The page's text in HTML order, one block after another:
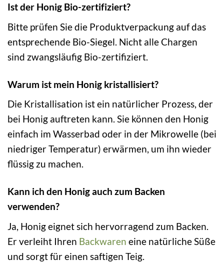
Ist der Honig Bio-zertifiziert?
Bitte prüfen Sie die Produktverpackung auf das
entsprechende Bio-Siegel. Nicht alle Chargen
sind zwangsläufig Bio-zertifiziert.
Warum ist mein Honig kristallisiert?
Die Kristallisation ist ein natürlicher Prozess, der
bei Honig auftreten kann. Sie können den Honig
einfach im Wasserbad oder in der Mikrowelle (bei
niedriger Temperatur) erwärmen, um ihn wieder
flüssig zu machen.
Kann ich den Honig auch zum Backen
verwenden?
Ja, Honig eignet sich hervorragend zum Backen.
Er verleiht Ihren Backwaren eine natürliche Süße
und sorgt für einen saftigen Teig.